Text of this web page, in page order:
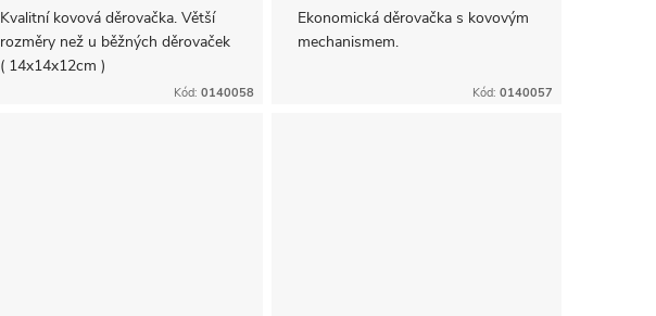
Kvalitní kovová děrovačka. Větší
rozměry než u běžných děrovaček
( 14x14x12cm )
Kód:0140058
Ekonomická děrovačka s kovovým
mechanismem.
Kód: 0140057